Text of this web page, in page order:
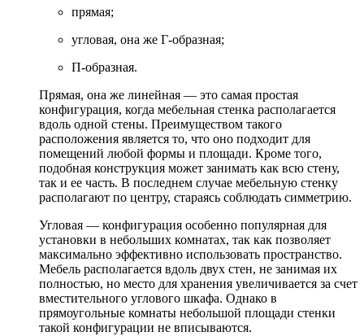
прямая;
угловая, она же Г-образная;
П-образная.
Прямая, она же линейная — это самая простая
конфигурация, когда мебельная стенка располагается
вдоль одной стены. Преимуществом такого
расположения является то, что оно подходит для
помещений любой формы и площади. Кроме того,
подобная конструкция может занимать как всю стену,
так и ее часть. В последнем случае мебельную стенку
располагают по центру, стараясь соблюдать симметрию.
Угловая — конфигурация особенно популярная для
установки в небольших комнатах, так как позволяет
максимально эффективно использовать пространство.
Мебель располагается вдоль двух стен, не занимая их
полностью, но место для хранения увеличивается за счет
вместительного углового шкафа. Однако в
прямоугольные комнаты небольшой площади стенки
такой конфигурации не вписываются.